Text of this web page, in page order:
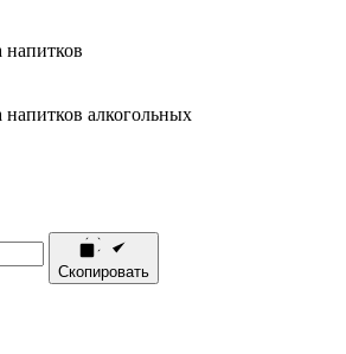
напитков
алкогольных
Скопировать